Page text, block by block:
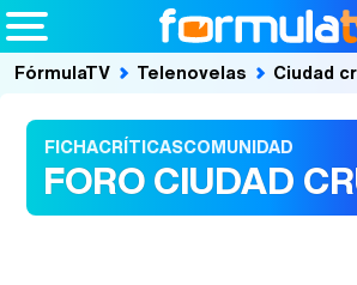
FórmulaTV Telenovelas Ciudad
FICHACRÍTICASCOMUNIDAD
FORO CIUDAD